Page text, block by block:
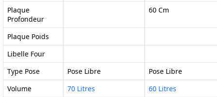
Plaque
Profondeur
60 Cm
Plaque Poids
Libelle Four
Type Pose
Pose Libre
Pose Libre
Volume
70 Litres
60 Litres